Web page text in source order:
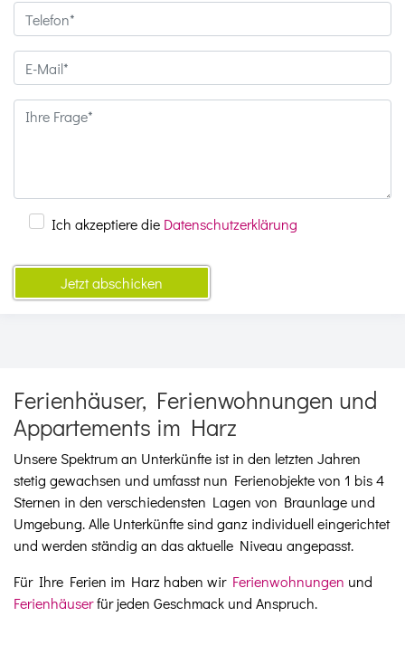
Ich akzeptiere die Datenschutzerklärung
Jetzt abschicken
Ferienhäuser, Ferienwohnungen und
Appartements im Harz
Unsere Spektrum an Unterkünfte ist in den letzten Jahren
stetig gewachsen und umfasst nun Ferienobjekte von 1 bis 4
Sternen in den verschiedensten Lagen von Braunlage und
Umgebung. Alle Unterkünfte sind ganz individuell eingerichtet
und werden ständig an das aktuelle Niveau angepasst.
Für Ihre Ferien im Harz haben wir Ferienwohnungen und
Ferienhäuserfür jeden Geschmack und Anspruch.